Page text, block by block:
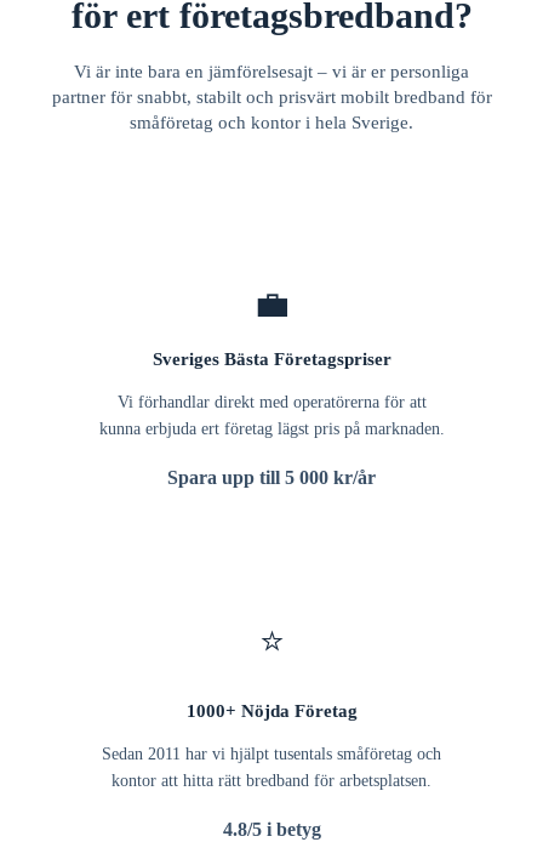
för ert företagsbredband?
Vi är inte bara en jämförelsesajt – vi är er personliga
partner för snabbt, stabilt och prisvärt mobilt bredband för
småföretag och kontor i hela Sverige.
💼
Sveriges Bästa Företagspriser
Vi förhandlar direkt med operatörerna för att
kunna erbjuda ert företag lägst pris på marknaden.
Spara upp till 5 000 kr/år
⭐
1000+ Nöjda Företag
Sedan 2011 har vi hjälpt tusentals småföretag och
kontor att hitta rätt bredband för arbetsplatsen.
4.8/5 i betyg